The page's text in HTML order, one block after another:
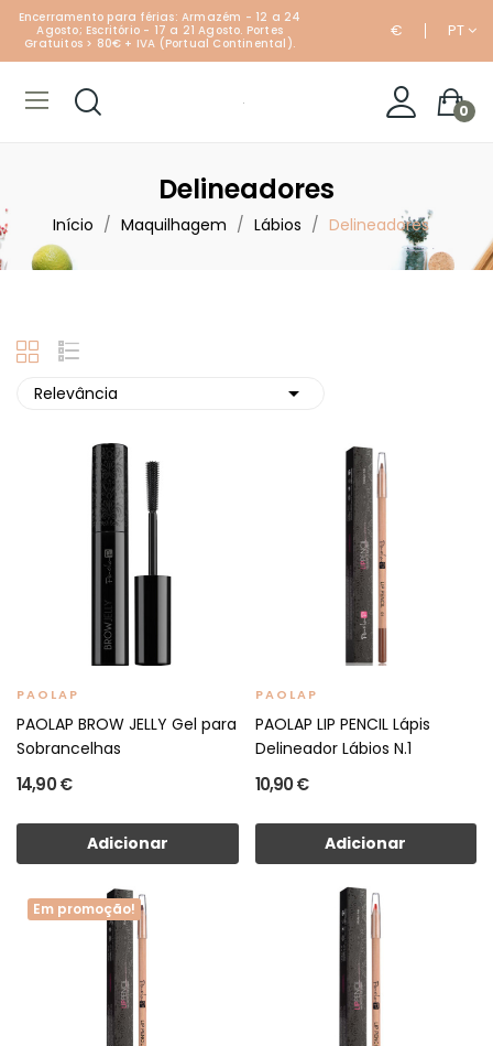
Encerramento para férias: Armazém - 12 a 24
Agosto; Escritório - 17 a 21 Agosto. Portes
Gratuitos > 80€ + IVA (Portual Continental).
€ PT
0
Delineadores
Início Maquilhagem Lábios Delineadores
Relevância 
PAOLAP
PAOLAP BROW JELLY Gel para
Sobrancelhas
14,90 €
Adicionar
PAOLAP
PAOLAP LIP PENCIL Lápis
Delineador Lábios N.1
10,90 €
Adicionar
Em promoção!